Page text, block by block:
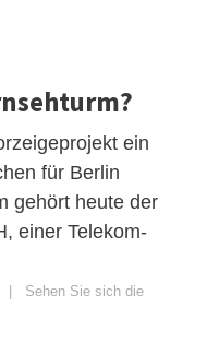
ein
für Berlin
gehört heute der
einer Telekom-
| Sehen Sie sich die